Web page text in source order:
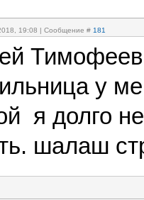
19:08 | Сообщение # 181
у
я долго
шалаш